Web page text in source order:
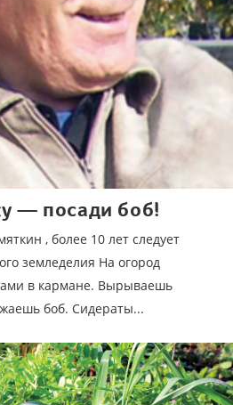
— посади боб!
, более 10 лет следует
земледелия На огород
в кармане. Вырываешь
боб. Сидераты...